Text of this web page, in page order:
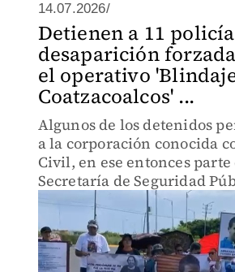
14.07.2026/
Detienen a 11
desaparición
el operativo
Coatzacoalcos' ...
Algunos de los detenidos
a la corporación conocida
Civil, en ese entonces parte
Secretaría de Seguridad